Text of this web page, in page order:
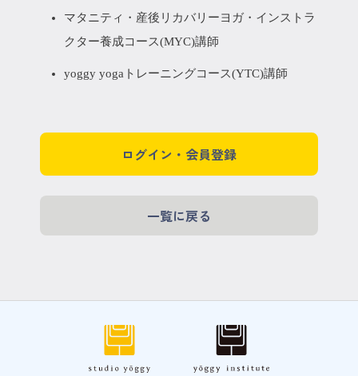
マタニティ・産後リカバリーヨガ・インストラ
クター養成コース(MYC)講師
yoggy yogaトレーニングコース(YTC)講師
ログイン・会員登録
一覧に戻る